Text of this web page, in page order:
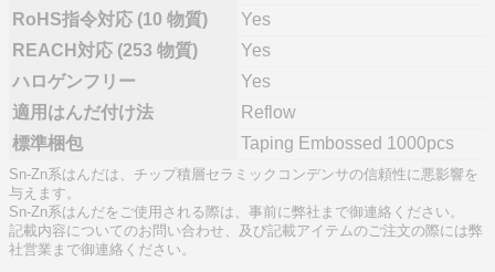
RoHS指令対応 (10 物質)
Yes
REACH対応 (253 物質)
Yes
ハロゲンフリー
Yes
適用はんだ付け法
Reflow
標準梱包
Taping Embossed 1000pcs
Sn-Zn系はんだは、チップ積層セラミックコンデンサの信頼性に悪影響を
与えます。
Sn-Zn系はんだをご使用される際は、事前に弊社まで御連絡ください。
記載内容についてのお問い合わせ、及び記載アイテムのご注文の際には弊
社営業まで御連絡ください。